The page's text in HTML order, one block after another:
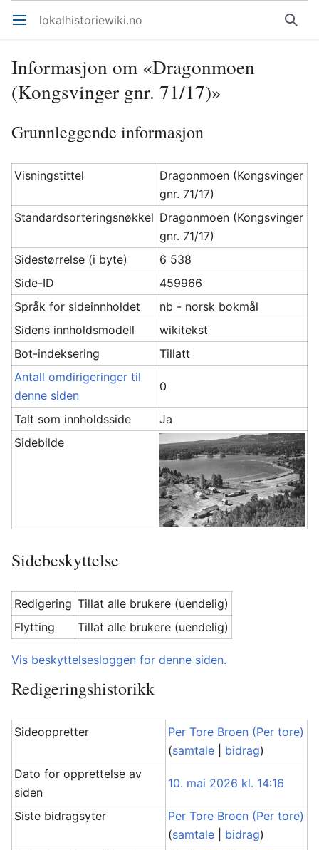
Åpne hovedmenyen lokalhistoriewiki.no Søk
Informasjon om «Dragonmoen
(Kongsvinger gnr. 71/17)»
Grunnleggende informasjon
Visningstittel
Dragonmoen (Kongsvinger
gnr. 71/17)
Standardsorteringsnøkkel Dragonmoen (Kongsvinger
gnr. 71/17)
Sidestørrelse (i byte)
6 538
Side-ID
459966
Språk for sideinnholdet
nb - norsk bokmål
Sidens innholdsmodell
wikitekst
Bot-indeksering
Tillatt
Antall omdirigeringer til
denne siden
0
Talt som innholdsside
Ja
Sidebilde
Sidebeskyttelse
Redigering Tillat alle brukere (uendelig)
Flytting
Tillat alle brukere (uendelig)
Vis beskyttelsesloggen for denne siden.
Redigeringshistorikk
Sideoppretter
Per Tore Broen (Per tore)
(samtale bidrag)
Dato for opprettelse av
siden
10. mai 2026 kl. 14:16
Siste bidragsyter
Per Tore Broen (Per tore)
(samtale bidrag)